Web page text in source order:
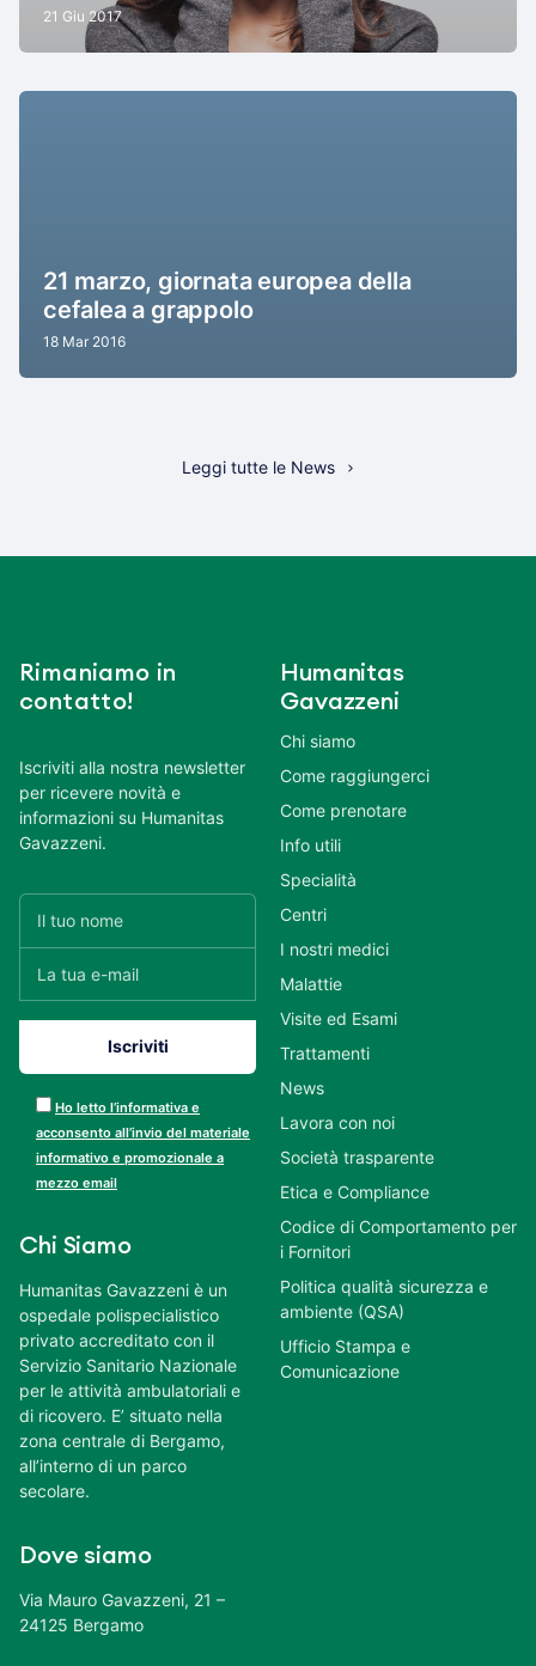
21 Giu 2017
21 marzo, giornata europea della
cefalea a grappolo
18 Mar 2016
Leggi tutte le News
Rimaniamo in
contatto!
Iscriviti alla nostra newsletter
per ricevere novità e
informazioni su Humanitas
Gavazzeni.
Ho letto l’informativa e
acconsento all’invio del materiale
informativo e promozionale a
mezzo email
Chi Siamo
Humanitas Gavazzeni è un
ospedale polispecialistico
privato accreditato con il
Servizio Sanitario Nazionale
per le attività ambulatoriali e
di ricovero. E’ situato nella
zona centrale di Bergamo,
all’interno di un parco
secolare.
Dove siamo
Via Mauro Gavazzeni, 21 –
24125 Bergamo
Humanitas
Gavazzeni
Chi siamo
Come raggiungerci
Come prenotare
Info utili
Specialità
Centri
I nostri medici
Malattie
Visite ed Esami
Trattamenti
News
Lavora con noi
Società trasparente
Etica e Compliance
Codice di Comportamento per
i Fornitori
Politica qualità sicurezza e
ambiente (QSA)
Ufficio Stampa e
Comunicazione